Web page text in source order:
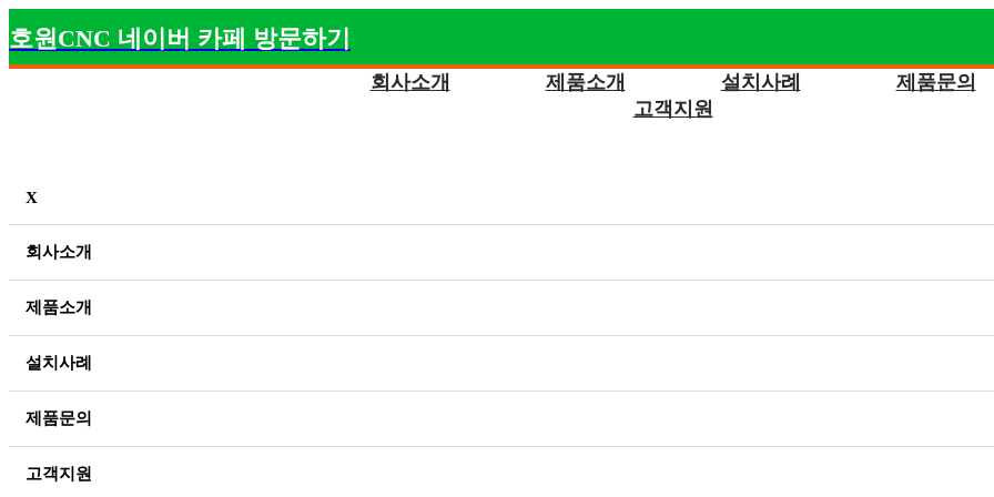
호원CNC 네이버 카페 방문하기
회사소개 제품소개 설치사례
제품문의
고객지원
X
회사소개
제품소개
설치사례
제품문의
고객지원